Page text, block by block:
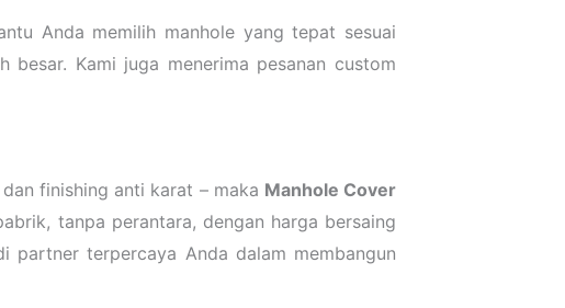
Anda memilih manhole yang tepat sesuai
besar. Kami juga menerima pesanan custom
finishing anti karat – maka Manhole Cover
tanpa perantara, dengan harga bersaing
partner terpercaya Anda dalam membangun